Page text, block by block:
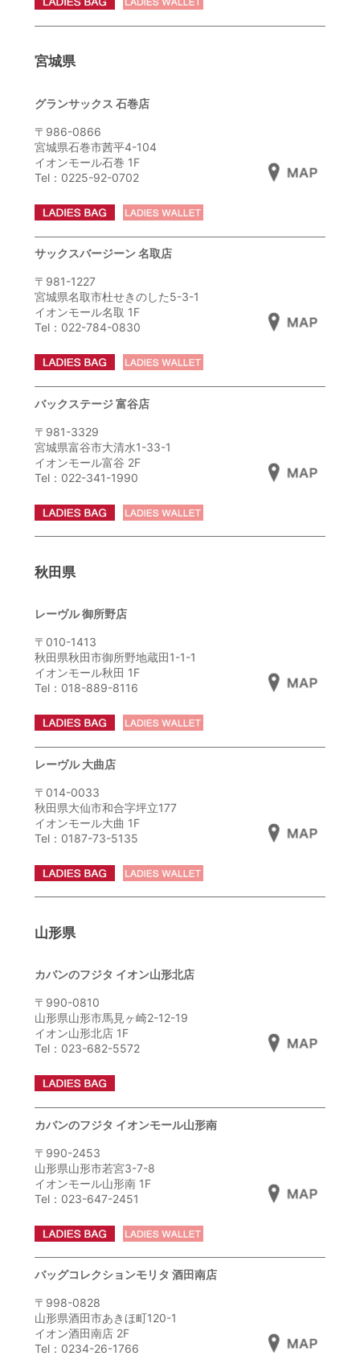
宮城県
グランサックス 石巻店
〒986-0866
宮城県石巻市茜平4-104
イオンモール石巻 1F
Tel：0225-92-0702
サックスバージーン 名取店
〒981-1227
宮城県名取市杜せきのした5-3-1
イオンモール名取 1F
Tel：022-784-0830
バックステージ 富谷店
〒981-3329
宮城県富谷市大清水1-33-1
イオンモール富谷 2F
Tel：022-341-1990
秋田県
レーヴル 御所野店
〒010-1413
秋田県秋田市御所野地蔵田1-1-1
イオンモール秋田 1F
Tel：018-889-8116
レーヴル 大曲店
〒014-0033
秋田県大仙市和合字坪立177
イオンモール大曲 1F
Tel：0187-73-5135
山形県
カバンのフジタ イオン山形北店
〒990-0810
山形県山形市馬見ヶ崎2-12-19
イオン山形北店 1F
Tel：023-682-5572
カバンのフジタ イオンモール山形南
〒990-2453
山形県山形市若宮3-7-8
イオンモール山形南 1F
Tel：023-647-2451
バッグコレクションモリタ 酒田南店
〒998-0828
山形県酒田市あきほ町120-1
イオン酒田南店 2F
Tel：0234-26-1766